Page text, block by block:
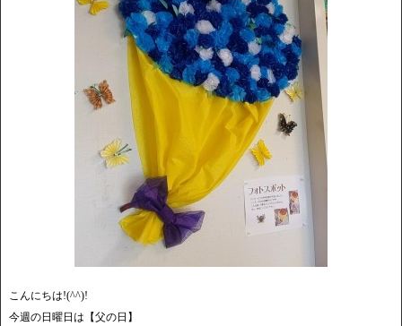
こんにちは!(^^)!
今週の日曜日は【父の日】